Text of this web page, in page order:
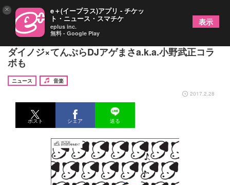
『ビクターロック祭り』タイムテーブル発表、DJ
ダイノジ×てんぷらDJアゲまさa.k.a.小野武正コラ
ボも
ニュース
音楽
2017.2.28
ポスト シェア 送る
× e＋(イープラス)アプリ - チケッ
ト・ニュース・スマチケ
eplus inc.
無料 - Google Play
表示